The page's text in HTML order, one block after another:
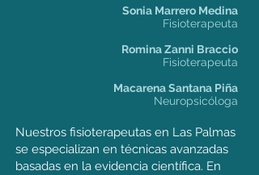
Sonia Marrero Medina
Fisioterapeuta
Romina Zanni Braccio
Fisioterapeuta
Macarena Santana Piña
Neuropsicóloga
Nuestros fisioterapeutas en Las Palmas
se especializan en técnicas avanzadas
basadas en la evidencia científica. En